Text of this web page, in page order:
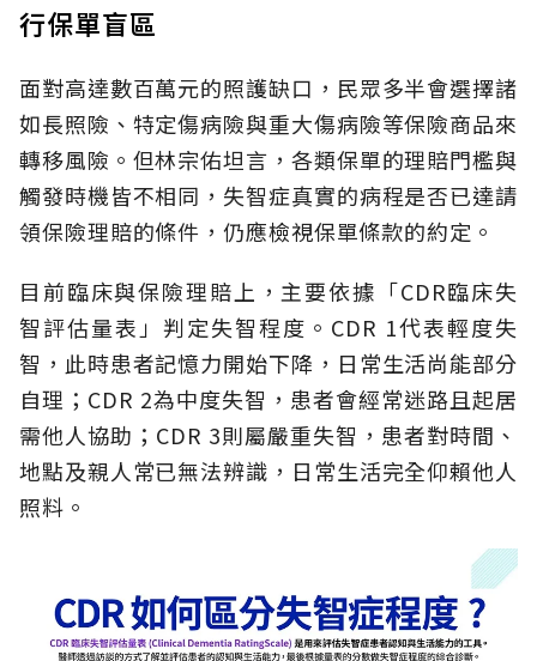
行保單盲區
面對高達數百萬元的照護缺口，民眾多半會選擇諸
如長照險、特定傷病險與重大傷病險等保險商品來
轉移風險。但林宗佑坦言，各類保單的理賠門檻與
觸發時機皆不相同，失智症真實的病程是否已達請
領保險理賠的條件，仍應檢視保單條款的約定。
目前臨床與保險理賠上，主要依據「CDR臨床失
智評估量表」判定失智程度。CDR 1代表輕度失
智，此時患者記憶力開始下降，日常生活尚能部分
自理；CDR 2為中度失智，患者會經常迷路且起居
需他人協助；CDR 3則屬嚴重失智，患者對時間、
地點及親人常已無法辨識，日常生活完全仰賴他人
照料。